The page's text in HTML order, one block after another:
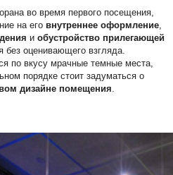
во время первого посещения,
на его внутреннее оформление
и обустройство прилегающей
без оценивающего взгляда.
по вкусу мрачные темные места,
порядке стоит задуматься о
дизайне помещения